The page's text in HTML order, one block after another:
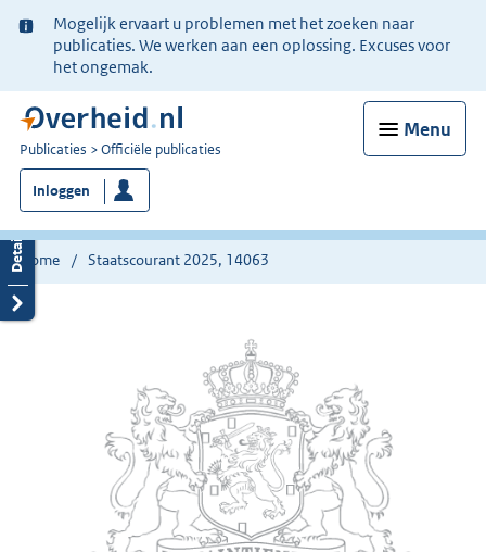
Ter
informatie:
Mogelijk ervaart u problemen met het zoeken naar
publicaties. We werken aan een oplossing. Excuses voor
het ongemak.
Menu
U
bent
nu
hier:
Publicaties Officiële publicaties
Inloggen
Home Staatscourant 2025, 14063